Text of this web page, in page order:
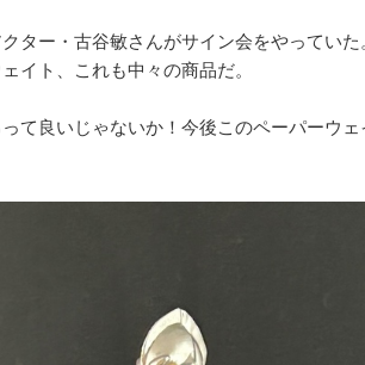
ター・古谷敏さんがサイン会をやってい
イト、これも中々の商品だ。
て良いじゃないか！今後このペーパーウ